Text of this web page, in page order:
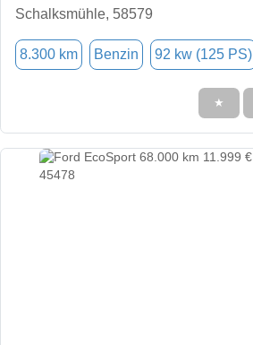
Schalksmühle, 58579
8.300 km Benzin 92 kw (125 PS)
★